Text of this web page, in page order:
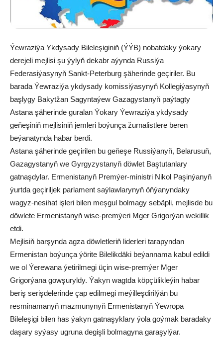
Ýewraziýa Ykdysady Bileleşiginiň (ÝÝB) nobatdaky ýokary
derejeli mejlisi şu ýylyň dekabr aýynda Russiýa
Federasiýasynyň Sankt-Peterburg şäherinde geçiriler. Bu
barada Ýewraziýa ykdysady komissiýasynyň Kollegiýasynyň
başlygy Bakytžan Sagyntaýew Gazagystanyň paýtagty
Astana şäherinde guralan Ýokary Ýewraziýa ykdysady
geňeşiniň mejlisiniň jemleri boýunça žurnalistlere beren
beýanatynda habar berdi.
Astana şäherinde geçirilen bu geňeşe Russiýanyň, Belarusuň,
Gazagystanyň we Gyrgyzystanyň döwlet Baştutanlary
gatnaşdylar. Ermenistanyň Premýer-ministri Nikol Paşinýanyň
ýurtda geçiriljek parlament saýlawlarynyň öňýanyndaky
wagyz-nesihat işleri bilen meşgul bolmagy sebäpli, mejlisde bu
döwlete Ermenistanyň wise-premýeri Mger Grigorýan wekillik
etdi.
Mejlisiň barşynda agza döwletleriň liderleri tarapyndan
Ermenistan boýunça ýörite Bilelikdäki beýannama kabul edildi
we ol Ýerewana ýetirilmegi üçin wise-premýer Mger
Grigorýana gowşuryldy. Ýakyn wagtda köpçülikleýin habar
beriş serişdelerinde çap edilmegi meýilleşdirilýän bu
resminamanyň mazmunynyň Ermenistanyň Ýewropa
Bileleşigi bilen has ýakyn gatnaşyklary ýola goýmak baradaky
daşary syýasy ugruna degişli bolmagyna garaşylýar.